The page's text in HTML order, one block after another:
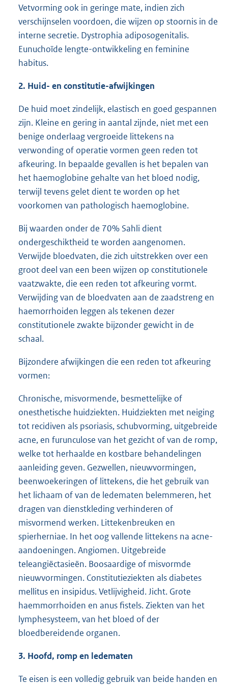
Vetvorming ook in geringe mate, indien zich
verschijnselen voordoen, die wijzen op stoornis in de
interne secretie. Dystrophia adiposogenitalis.
Eunuchoïde lengte-ontwikkeling en feminine
habitus.
2. Huid- en constitutie-afwijkingen
De huid moet zindelijk, elastisch en goed gespannen
zijn. Kleine en gering in aantal zijnde, niet met een
benige onderlaag vergroeide littekens na
verwonding of operatie vormen geen reden tot
afkeuring. In bepaalde gevallen is het bepalen van
het haemoglobine gehalte van het bloed nodig,
terwijl tevens gelet dient te worden op het
voorkomen van pathologisch haemoglobine.
Bij waarden onder de 70% Sahli dient
ondergeschiktheid te worden aangenomen.
Verwijde bloedvaten, die zich uitstrekken over een
groot deel van een been wijzen op constitutionele
vaatzwakte, die een reden tot afkeuring vormt.
Verwijding van de bloedvaten aan de zaadstreng en
haemorrhoiden leggen als tekenen dezer
constitutionele zwakte bijzonder gewicht in de
schaal.
Bijzondere afwijkingen die een reden tot afkeuring
vormen:
Chronische, misvormende, besmettelijke of
onesthetische huidziekten. Huidziekten met neiging
tot recidiven als psoriasis, schubvorming, uitgebreide
acne, en furunculose van het gezicht of van de romp,
welke tot herhaalde en kostbare behandelingen
aanleiding geven. Gezwellen, nieuwvormingen,
beenwoekeringen of littekens, die het gebruik van
het lichaam of van de ledematen belemmeren, het
dragen van dienstkleding verhinderen of
misvormend werken. Littekenbreuken en
spierherniae. In het oog vallende littekens na acne-
aandoeningen. Angiomen. Uitgebreide
teleangiëctasieën. Boosaardige of misvormde
nieuwvormingen. Constitutieziekten als diabetes
mellitus en insipidus. Vetlijvigheid. Jicht. Grote
haemmorrhoiden en anus fistels. Ziekten van het
lymphesysteem, van het bloed of der
bloedbereidende organen.
3. Hoofd, romp en ledematen
Te eisen is een volledig gebruik van beide handen en